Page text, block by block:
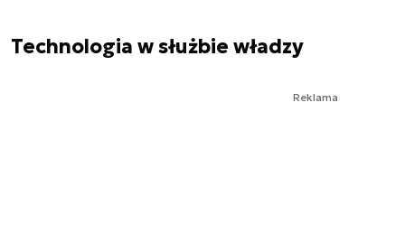
Technologia w służbie władzy
Reklama